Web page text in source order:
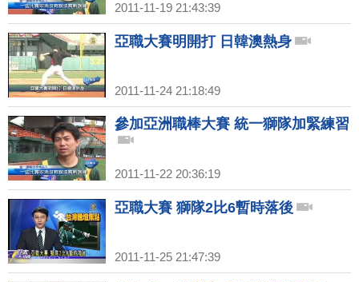
2011-11-19 21:43:39
亞職大賽明開打 日韓澳熱身
2011-11-24 21:18:49
參加亞洲職棒大賽 統一獅隊加緊練習
2011-11-22 20:36:19
亞職大賽 獅隊2比6暫時落後
2011-11-25 21:47:39